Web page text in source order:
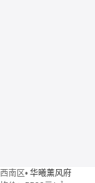
西南区• 华曦薰风府